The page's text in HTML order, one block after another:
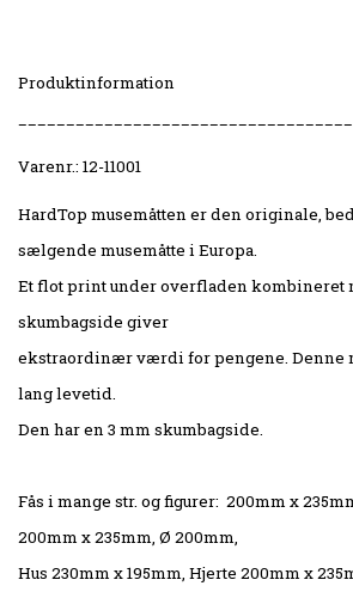
Produktinformation
Varenr.: 12-11001
HardTop musemåtten er den originale,
sælgende musemåtte i Europa.
Et flot print under overfladen kombineret
skumbagside giver
ekstraordinær værdi for pengene. Denne
lang levetid.
Den har en 3 mm skumbagside.
Fås i mange str. og figurer: 200mm x
200mm x 235mm, Ø 200mm,
Hus 230mm x 195mm, Hjerte 200mm x